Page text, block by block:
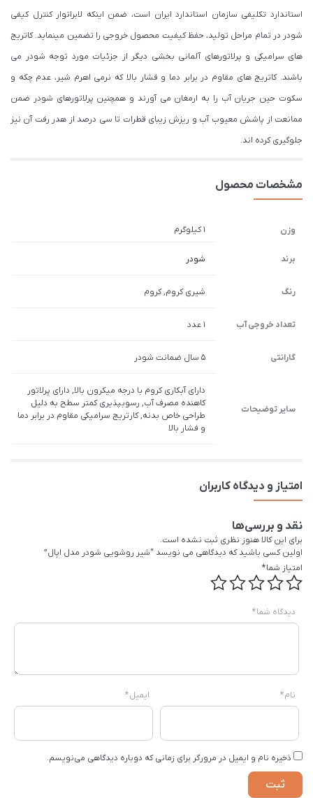
استاندارد تکلیفی سازمان استاندارد ایران است، ضمن اینکه لابراتوار کنترل کیفی
شودر در تمام مراحل تولید، حفظ کیفیت محصول خروجی را تضمین مینماید. کاتریج
های سرامیکی و پرلاتورهای آلمانی بخشی دیگر از جزئیات مورد توجه شودر می
باشند. کاتریج های مقاوم در برابر دما و فشار بالا که نرمی اهرم شیر، عدم چکه و
سکوت حین جریان آب را به ارمغان می آورند و همچنین پرلاتورهای شودر ضمن
ممانعت از پاشش معیوب آب و ریزش زیبای قطرات تا سی درصد از هدر رفت آن نیز
جلوگیری کرده اند.
مشخصات محصول
وزن 1 کیلوگرم
برند شودر
رنگ شیری کروم, کروم
تعداد خروجی آب 1 عدد
گارانتی 5 سال ضمانت شودر
سایر توضیحات
دارای آبکاری کروم با درجه میکرون بالا, دارای پرلاتور
کاهنده مصرف آب, رسوب­پذیری کم­تر سطح به دلیل
طراحی خاص بدنه, کارتریج سرامیکی مقاوم در برابر دما
و فشار بالا
امتیاز و دیدگاه کاربران
نقد و بررسی‌ها
برای این کالا هنوز نظری ثبت نشده است.
اولین کسی باشید که دیدگاهی می نویسد “شیر روشویی شودر مدل اپال”
امتیاز شما*
دیدگاه شما*
نام* ایمیل*
ذخیره نام و ایمیل در مرورگر برای زمانی که دوباره دیدگاهی می‌نویسم.